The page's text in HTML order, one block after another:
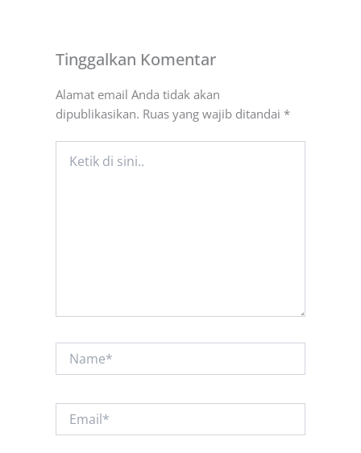
Tinggalkan Komentar
Alamat email Anda tidak akan
dipublikasikan. Ruas yang wajib ditandai *